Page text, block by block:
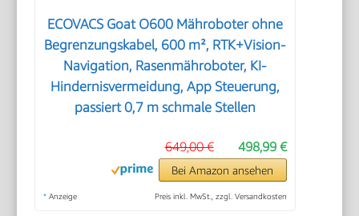
ECOVACS Goat O600 Mähroboter ohne
Begrenzungskabel, 600 m², RTK+Vision-
Navigation, Rasenmähroboter, KI-
Hindernisvermeidung, App Steuerung,
passiert 0,7 m schmale Stellen
498,99 €
649,00 €
Bei Amazon ansehen
* Anzeige Preis inkl. MwSt., zzgl. Versandkosten